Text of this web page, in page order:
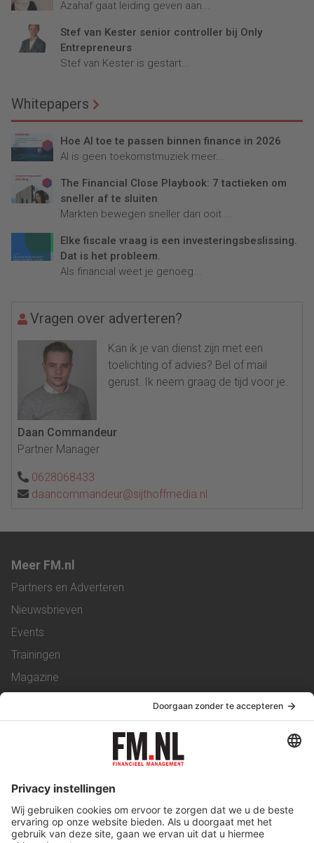
Azahaf gaat leiding geven aan...
Stef van Kester senior controller bij Only
Entrepreneurs
Stef van Kester is gestart...
Whitepapers
Hoe AI toe te passen binnen finance in 2026
AI is geen toekomstmuziek meer...
The Financial Close Playbook: 7 tactieken om
sneller af te sluiten
Markten bewegen sneller dan ooit....
Elke fiscale vraag is een investeringsbeslissing.
Dat is het probleem.
Als financial weet je genoeg...
Vragen over adverteren?
Kan ik je van dienst zijn met een
toelichting of advies? Bel of mail
gerust. Ik neem graag de tijd voor je.
Daan Commandeur
Partner Manager
0628068433
daancommandeur@sijthoffmedia.nl
Meer FM.nl
Partners en Adverteren
Nieuwsbrieven
Events
Trainingen
Magazine
Service & Contact
Werken bij ons
Privacy Statement
Algemene Voorwaarden